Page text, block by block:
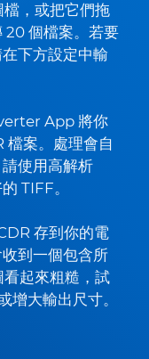
，或把它們拖
20 個檔案。若要
下方設定中輸
App 將你
檔案。處理會自
使用高解析
TIFF。
存到你的電
到一個包含所
起來粗糙，試
增大輸出尺寸。